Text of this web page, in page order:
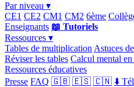
Par niveau ▾
CE1 CE2 CM1 CM2 6ème
Enseignants 📖 Tutoriels
Ressources ▾
Tables de multiplication Astuces
Réviser les tables Calcul mental en
Ressources éducatives
Presse FAQ 🇬🇧 🇪🇸 🇨🇳 ⬇️